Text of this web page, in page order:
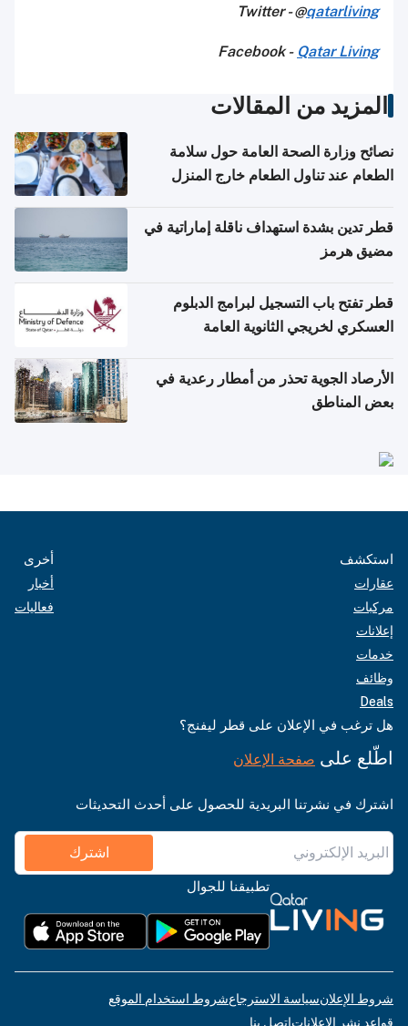
Twitter - @qatarliving
Facebook - Qatar Living
المزيد من المقالات
نصائح وزارة الصحة العامة حول سلامة
الطعام عند تناول الطعام خارج المنزل
قطر تدين بشدة استهداف ناقلة إماراتية في
مضيق هرمز
قطر تفتح باب التسجيل لبرامج الدبلوم
العسكري لخريجي الثانوية العامة
الأرصاد الجوية تحذر من أمطار رعدية في
بعض المناطق
استكشف
عقارات
مركبات
إعلانات
خدمات
وظائف
Deals
أخرى
أخبار
فعاليات
هل ترغب في الإعلان على قطر ليفنج؟
اطّلع على صفحة الإعلان
اشترك في نشرتنا البريدية للحصول على أحدث التحديثات
اشترك
تطبيقنا للجوال
شروط الإعلانسياسة الاسترجاعشروط استخدام الموقع
قواعد نشر الإعلاناتاتصل بنا